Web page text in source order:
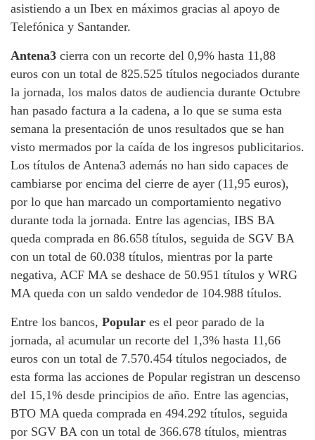
asistiendo a un Ibex en máximos gracias al apoyo de
Telefónica y Santander.
Antena3 cierra con un recorte del 0,9% hasta 11,88
euros con un total de 825.525 títulos negociados durante
la jornada, los malos datos de audiencia durante Octubre
han pasado factura a la cadena, a lo que se suma esta
semana la presentación de unos resultados que se han
visto mermados por la caída de los ingresos publicitarios.
Los títulos de Antena3 además no han sido capaces de
cambiarse por encima del cierre de ayer (11,95 euros),
por lo que han marcado un comportamiento negativo
durante toda la jornada. Entre las agencias, IBS BA
queda comprada en 86.658 títulos, seguida de SGV BA
con un total de 60.038 títulos, mientras por la parte
negativa, ACF MA se deshace de 50.951 títulos y WRG
MA queda con un saldo vendedor de 104.988 títulos.
Entre los bancos, Popular es el peor parado de la
jornada, al acumular un recorte del 1,3% hasta 11,66
euros con un total de 7.570.454 títulos negociados, de
esta forma las acciones de Popular registran un descenso
del 15,1% desde principios de año. Entre las agencias,
BTO MA queda comprada en 494.292 títulos, seguida
por SGV BA con un total de 366.678 títulos, mientras